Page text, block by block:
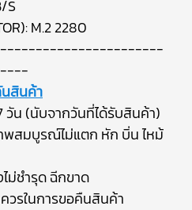
S
M.2 2280
นสินค้า
วัน (นับจากวันที่ได้รับสินค้า)
พสมบูรณ์ไม่แตก หัก บิ่น ไหม้
ม่ชำรุด ฉีกขาด
รในการขอคืนสินค้า